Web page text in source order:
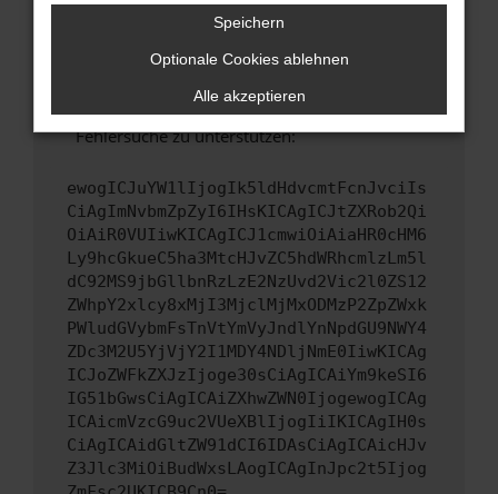
Wende dich an den Webseitenbetreiber.
Wenn du alle oben genannten Schritte versucht
hast, kontaktiere uns bitte. Wir werden
versuchen, das Problem zu beheben. Du kannst
uns diesen Text schicken, um uns bei der
Fehlersuche zu unterstützen:
ewogICJuYW1lIjogIk5ldHdvcmtFcnJvciIs
CiAgImNvbmZpZyI6IHsKICAgICJtZXRob2Qi
OiAiR0VUIiwKICAgICJ1cmwiOiAiaHR0cHM6
Ly9hcGkueC5ha3MtcHJvZC5hdWRhcmlzLm5l
dC92MS9jbGllbnRzLzE2NzUvd2Vic2l0ZS12
ZWhpY2xlcy8xMjI3MjclMjMxODMzP2ZpZWxk
PWludGVybmFsTnVtYmVyJndlYnNpdGU9NWY4
ZDc3M2U5YjVjY2I1MDY4NDljNmE0IiwKICAg
ICJoZWFkZXJzIjoge30sCiAgICAiYm9keSI6
IG51bGwsCiAgICAiZXhwZWN0IjogewogICAg
ICAicmVzcG9uc2VUeXBlIjogIiIKICAgIH0s
CiAgICAidGltZW91dCI6IDAsCiAgICAicHJv
Z3Jlc3MiOiBudWxsLAogICAgInJpc2t5Ijog
Speichern
Optionale Cookies ablehnen
Alle akzeptieren